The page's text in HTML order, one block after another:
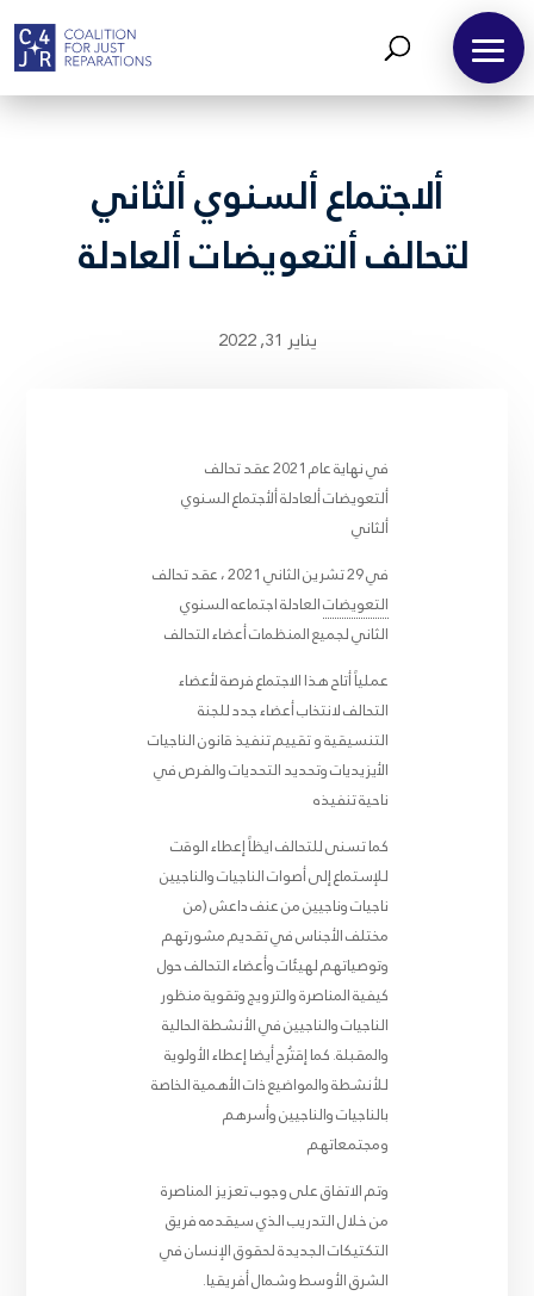
ألاجتماع ألسنوي ألثاني
لتحالف ألتعويضات ألعادلة
يناير 31, 2022
في نهاية عام 2021 عقد تحالف
ألتعويضات ألعادلة ألأجتماع السنوي
ألثاني
في 29 تشرين الثاني 2021 ، عقد تحالف
التعويضاتالعادلة اجتماعه السنوي
الثاني لجميع المنظمات أعضاء التحالف
عملياً أتاح هذا الاجتماع فرصة لأعضاء
التحالف لانتخاب أعضاء جدد للجنة
التنسيقية و تقييم تنفيذ قانون الناجيات
الأيزيديات وتحديد التحديات والفرص في
ناحية تنفيذه
كما تسنى للتحالف ايظاً إعطاء الوقت
للإستماع إلى أصوات الناجيات والناجيين
ناجيات وناجيين من عنف داعش (من
مختلف الأجناس في تقديم مشورتهم
وتوصياتهم لهيئات وأعضاء التحالف حول
كيفية المناصرة والترويج وتقوية منظور
الناجيات والناجيين في الأنشطة الحالية
والمقبلة. كما إقتُرح أيضا إعطاء الأولوية
للأنشطة والمواضيع ذات الأهمية الخاصة
بالناجيات والناجيين وأسرهم
ومجتمعاتهم
وتم الاتفاق على وجوب تعزيز المناصرة
من خلال التدريب الذي سيقدمه فريق
التكتيكات الجديدة لحقوق الإنسان في
الشرق الأوسط وشمال أفريقيا.